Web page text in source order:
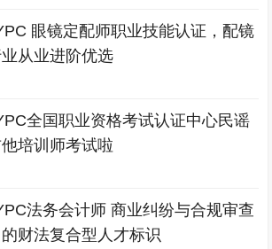
眼镜定配师职业技能认证，配镜
从业进阶优选
全国职业资格考试认证中心民谣
培训师考试啦
法务会计师 商业纠纷与合规审查
财法复合型人才标识